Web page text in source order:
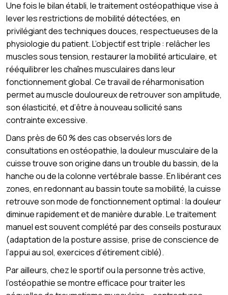
Une fois le bilan établi, le traitement ostéopathique vise à
lever les restrictions de mobilité détectées, en
privilégiant des techniques douces, respectueuses de la
physiologie du patient. L’objectif est triple : relâcher les
muscles sous tension, restaurer la mobilité articulaire, et
rééquilibrer les chaînes musculaires dans leur
fonctionnement global. Ce travail de réharmonisation
permet au muscle douloureux de retrouver son amplitude,
son élasticité, et d’être à nouveau sollicité sans
contrainte excessive.
Dans près de 60 % des cas observés lors de
consultations en ostéopathie, la douleur musculaire de la
cuisse trouve son origine dans un trouble du bassin, de la
hanche ou de la colonne vertébrale basse. En libérant ces
zones, en redonnant au bassin toute sa mobilité, la cuisse
retrouve son mode de fonctionnement optimal : la douleur
diminue rapidement et de manière durable. Le traitement
manuel est souvent complété par des conseils posturaux
(adaptation de la posture assise, prise de conscience de
l’appui au sol, exercices d’étirement ciblé).
Par ailleurs, chez le sportif ou la personne très active,
l’ostéopathie se montre efficace pour traiter les